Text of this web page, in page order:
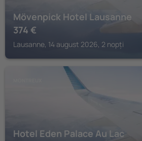
Mövenpick Hotel Lausanne
374 €
Lausanne, 14 august 2026, 2 nopți
Hotel Eden Palace Au Lac